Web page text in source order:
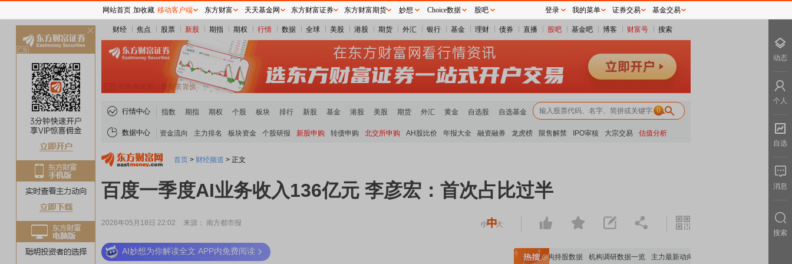
财经 焦点 股票 新股 期指 期权 行情 数据 全球 美股 港股 期货 外汇 银行 基金 理财 债券 直播 股吧 基金吧 博客 财富号 搜索
行情中心 指数 期指 期权 个股 板块 排行 新股 基金 港股 美股 期货 外汇 黄金 自选股 自选基金 0
数据中心 资金流向 主力排名 板块资金 个股研报 新股申购 转债申购 北交所申购 AH股比价 年报大全 融资融券 龙虎榜 限售解禁 IPO审核 大宗交易 估值分析
首页 > 财经频道 > 正文
百度一季度AI业务收入136亿元 李彦宏：首次占比过半
2026年05月18日 22:02 来源： 南方都市报
AI妙想为你解读全文 APP内免费阅读
稀土板块领涨 重要机构持股数据 机构调研数据一览 主力最新动向 上市公司限售股解禁一览
网站首页 加收藏 移动客户端 东方财富 天天基金网 东方财富证券 东方财富期货 妙想 Choice数据 股吧 登录 我的菜单 证券交易 基金交易
动态
个人
自选
消息
搜索
关